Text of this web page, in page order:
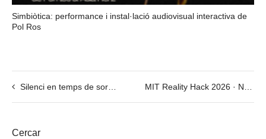
Simbiòtica: performance i instal·lació audiovisual interactiva de
Pol Ros
Silenci en temps de soroll – Exposició de Regina Saura i Rita Roqueta MIT Reality Hack 2026 · Node Barcelona
Cercar